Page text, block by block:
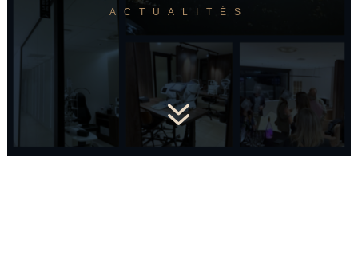
ACTUALITÉS
7